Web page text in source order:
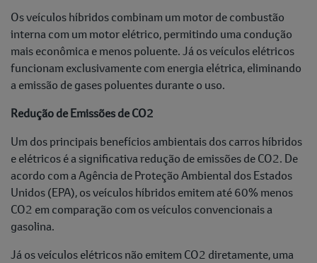
Os veículos híbridos combinam um motor de combustão
interna com um motor elétrico, permitindo uma condução
mais econômica e menos poluente. Já os veículos elétricos
funcionam exclusivamente com energia elétrica, eliminando
a emissão de gases poluentes durante o uso.
Redução de Emissões de CO2
Um dos principais benefícios ambientais dos carros híbridos
e elétricos é a significativa redução de emissões de CO2. De
acordo com a Agência de Proteção Ambiental dos Estados
Unidos (EPA), os veículos híbridos emitem até 60% menos
CO2 em comparação com os veículos convencionais a
gasolina.
Já os veículos elétricos não emitem CO2 diretamente, uma